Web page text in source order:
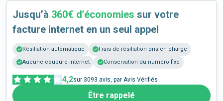
Jusqu’à 360€ d’économies sur votre
facture internet en un seul appel
Résiliation automatique
Frais de résiliation pris en charge
Aucune coupure internet
Conservation du numéro fixe
4,2sur 3093 avis, par Avis Vérifiés
Être rappelé